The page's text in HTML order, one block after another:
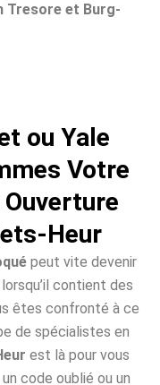
Tresore et Burg-
ou Yale
Votre
Heur
peut vite devenir
contient des
êtes confronté à ce
de spécialistes en
est là pour vous
code oublié ou un